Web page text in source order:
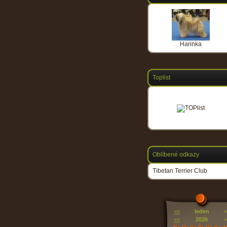
Harinka
Toplist
Oblíbené odkazy
Tibetan Terrier Club
<< leden
<<
2026